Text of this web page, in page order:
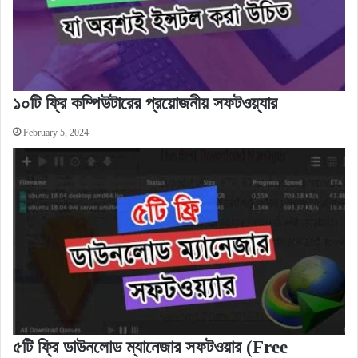
১০টি ফ্রি কম্পিউটারের প্রয়োজনীয় সফটওয়্যার
February 5, 2024
৫টি ফ্রি ডাউনলোড ম্যানেজার সফটওয়ার (Free